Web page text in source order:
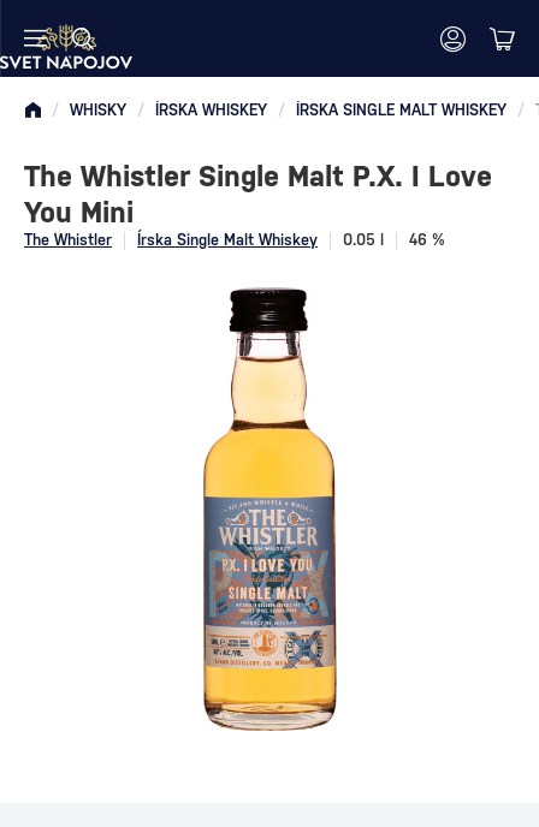
/ WHISKY / ÍRSKA WHISKEY / ÍRSKA SINGLE MALT WHISKEY /
The Whistler Írska Single Malt Whiskey 0.05 l 46 %
The Whistler Single Malt P.X. I Love
You Mini